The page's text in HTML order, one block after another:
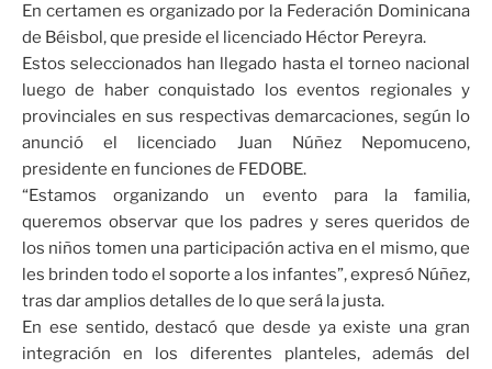
En certamen es organizado por la Federación Dominicana
de Béisbol, que preside el licenciado Héctor Pereyra.
Estos seleccionados han llegado hasta el torneo nacional
luego de haber conquistado los eventos regionales y
provinciales en sus respectivas demarcaciones, según lo
anunció el licenciado Juan Núñez Nepomuceno,
presidente en funciones de FEDOBE.
“Estamos organizando un evento para la familia,
queremos observar que los padres y seres queridos de
los niños tomen una participación activa en el mismo, que
les brinden todo el soporte a los infantes”, expresó Núñez,
tras dar amplios detalles de lo que será la justa.
En ese sentido, destacó que desde ya existe una gran
integración en los diferentes planteles, además del